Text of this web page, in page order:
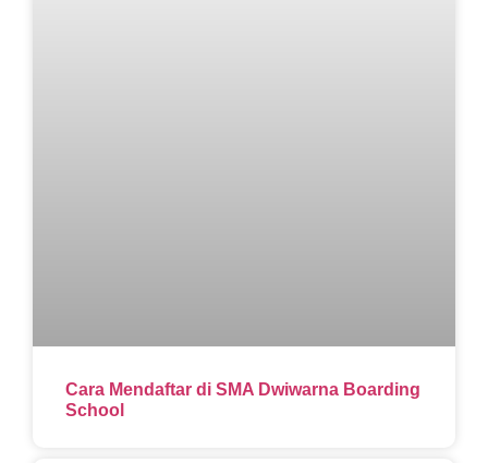
Cara Mendaftar di SMA Dwiwarna Boarding
School